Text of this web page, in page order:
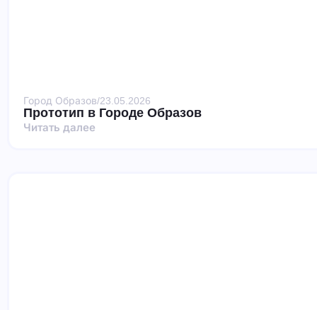
Город Образов/23.05.2026
Прототип в Городе Образов
Читать далее